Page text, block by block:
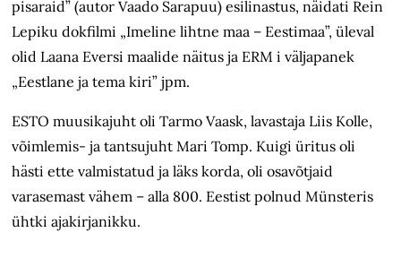
pisaraid” (autor Vaado Sarapuu) esilinastus, näidati Rein
Lepiku dokfilmi „Imeline lihtne maa – Eestimaa”, üleval
olid Laana Eversi maalide näitus ja ERM i väljapanek
„Eestlane ja tema kiri” jpm.
ESTO muusikajuht oli Tarmo Vaask, lavastaja Liis Kolle,
võimlemis- ja tantsujuht Mari Tomp. Kuigi üritus oli
hästi ette valmistatud ja läks korda, oli osavõtjaid
varasemast vähem – alla 800. Eestist polnud Münsteris
ühtki ajakirjanikku.